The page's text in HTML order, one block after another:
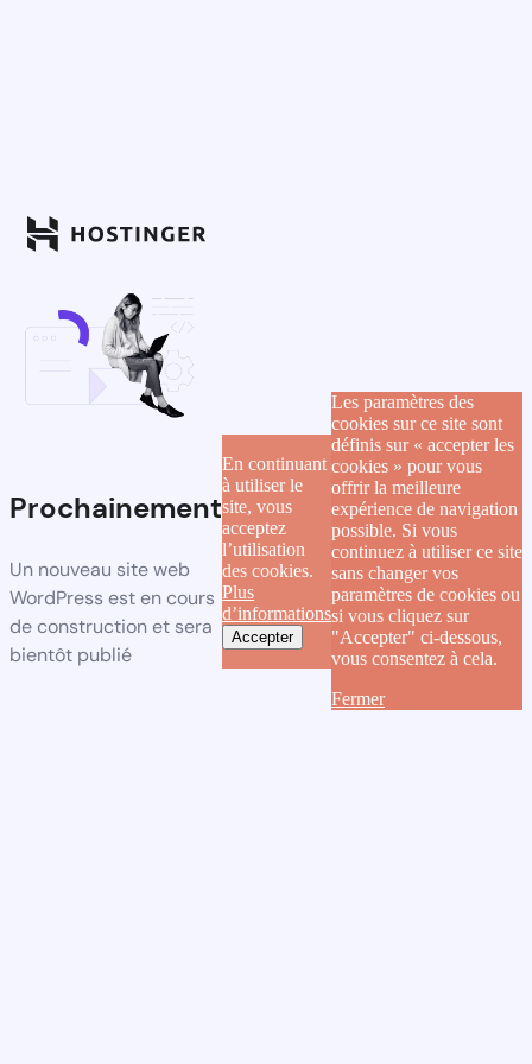
Prochainement
Un nouveau site web
WordPress est en cours
de construction et sera
bientôt publié
En continuant
à utiliser le
site, vous
acceptez
l’utilisation
des cookies.
Plus
d’informations
Accepter
Les paramètres des
cookies sur ce site sont
définis sur « accepter les
cookies » pour vous
offrir la meilleure
expérience de navigation
possible. Si vous
continuez à utiliser ce site
sans changer vos
paramètres de cookies ou
si vous cliquez sur
"Accepter" ci-dessous,
vous consentez à cela.
Fermer